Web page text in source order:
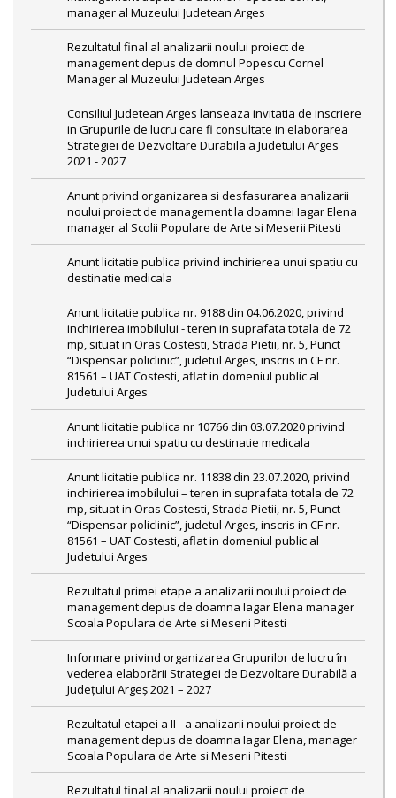
manager al Muzeului Judetean Arges
Rezultatul final al analizarii noului proiect de
management depus de domnul Popescu Cornel
Manager al Muzeului Judetean Arges
Consiliul Judetean Arges lanseaza invitatia de inscriere
in Grupurile de lucru care fi consultate in elaborarea
Strategiei de Dezvoltare Durabila a Judetului Arges
2021 - 2027
Anunt privind organizarea si desfasurarea analizarii
noului proiect de management la doamnei Iagar Elena
manager al Scolii Populare de Arte si Meserii Pitesti
Anunt licitatie publica privind inchirierea unui spatiu cu
destinatie medicala
Anunt licitatie publica nr. 9188 din 04.06.2020, privind
inchirierea imobilului - teren in suprafata totala de 72
mp, situat in Oras Costesti, Strada Pietii, nr. 5, Punct
“Dispensar policlinic”, judetul Arges, inscris in CF nr.
81561 – UAT Costesti, aflat in domeniul public al
Judetului Arges
Anunt licitatie publica nr 10766 din 03.07.2020 privind
inchirierea unui spatiu cu destinatie medicala
Anunt licitatie publica nr. 11838 din 23.07.2020, privind
inchirierea imobilului – teren in suprafata totala de 72
mp, situat in Oras Costesti, Strada Pietii, nr. 5, Punct
“Dispensar policlinic”, judetul Arges, inscris in CF nr.
81561 – UAT Costesti, aflat in domeniul public al
Judetului Arges
Rezultatul primei etape a analizarii noului proiect de
management depus de doamna Iagar Elena manager
Scoala Populara de Arte si Meserii Pitesti
Informare privind organizarea Grupurilor de lucru în
vederea elaborării Strategiei de Dezvoltare Durabilă a
Județului Argeș 2021 – 2027
Rezultatul etapei a II - a analizarii noului proiect de
management depus de doamna Iagar Elena, manager
Scoala Populara de Arte si Meserii Pitesti
Rezultatul final al analizarii noului proiect de